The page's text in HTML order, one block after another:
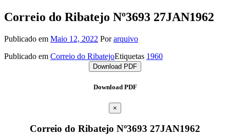
Correio do Ribatejo Nº3693 27JAN1962
Publicado em Maio 12, 2022 Porarquivo
Publicado em Correio do RibatejoEtiquetas 1960
Download PDF
Download PDF
×
Correio do Ribatejo Nº3693 27JAN1962